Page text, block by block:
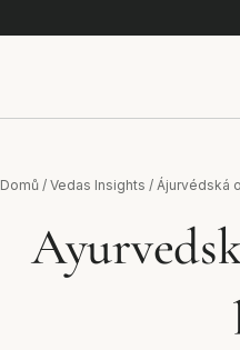
Domů / Vedas Insights / Ájurvédská